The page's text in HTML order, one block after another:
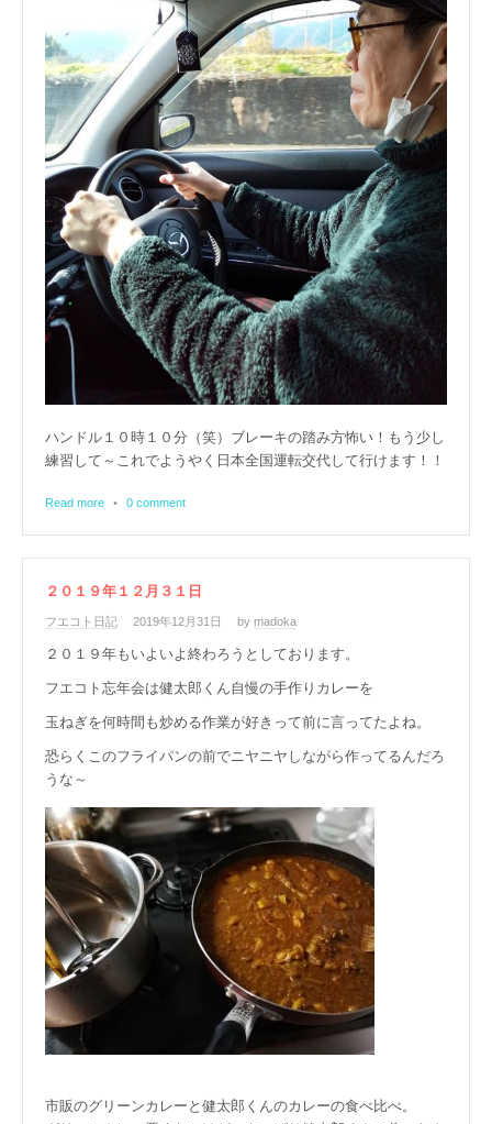
ハンドル１０時１０分（笑）ブレーキの踏み方怖い！もう少し
練習して～これでようやく日本全国運転交代して行けます！！
Read more • 0 comment
２０１９年１２月３１日
フエコト日記 2019年12月31日 by madoka
２０１９年もいよいよ終わろうとしております。
フエコト忘年会は健太郎くん自慢の手作りカレーを
玉ねぎを何時間も炒める作業が好きって前に言ってたよね。
恐らくこのフライパンの前でニヤニヤしながら作ってるんだろ
うな～
市販のグリーンカレーと健太郎くんのカレーの食べ比べ。